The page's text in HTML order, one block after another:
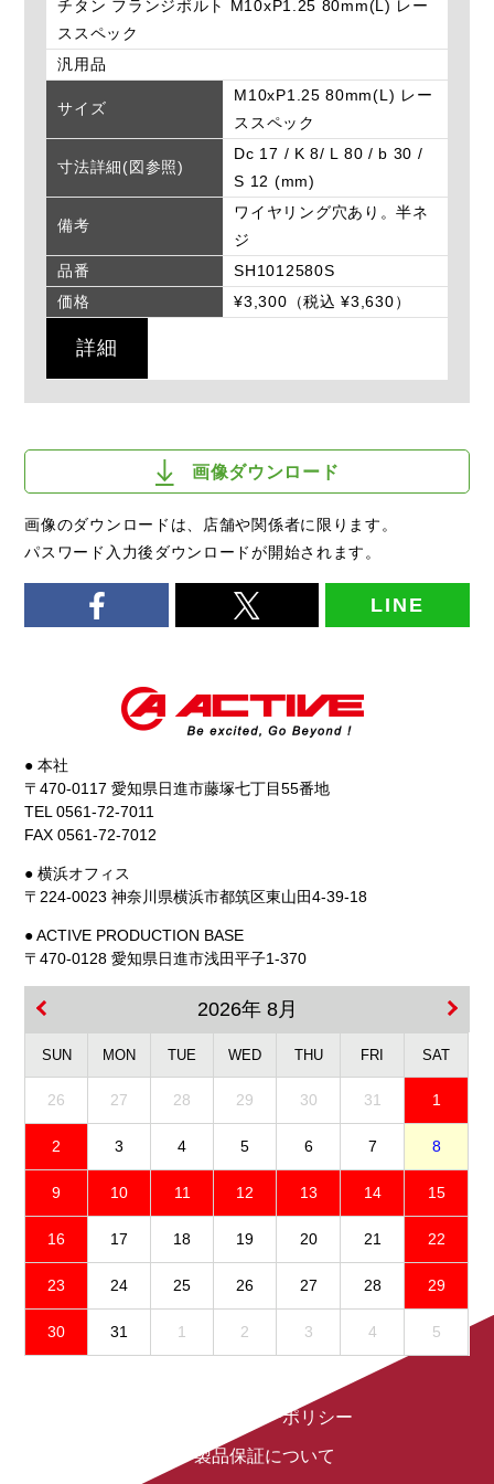
チタン フランジボルト M10xP1.25 80mm(L) レー
ススペック
汎用品
サイズ
M10xP1.25 80mm(L) レー
ススペック
寸法詳細(図参照)
Dc 17 / K 8/ L 80 / b 30 /
S 12 (mm)
備考
ワイヤリング穴あり。半ネ
ジ
品番
SH1012580S
価格
¥3,300（税込 ¥3,630）
詳細
画像ダウンロード
画像のダウンロードは、店舗や関係者に限ります。
パスワード入力後ダウンロードが開始されます。
LINE
● 本社
〒470-0117 愛知県日進市藤塚七丁目55番地
TEL 0561-72-7011
FAX 0561-72-7012
● 横浜オフィス
〒224-0023 神奈川県横浜市都筑区東山田4-39-18
● ACTIVE PRODUCTION BASE
〒470-0128 愛知県日進市浅田平子1-370
2026年 8月
SUN MON TUE WED THU FRI SAT
26 27 28 29 30 31 1
2 3 4 5 6 7 8
9 10 11 12 13 14 15
16 17 18 19 20 21 22
23 24 25 26 27 28 29
30 31 1 2 3 4 5
プライバシーポリシー
製品保証について